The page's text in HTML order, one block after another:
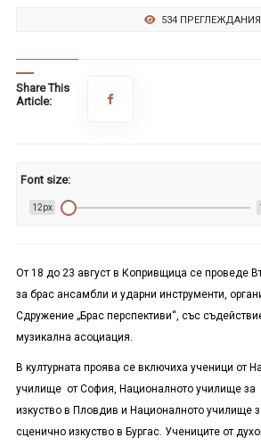
534 ПРЕГЛЕЖДАНИЯ
Share This
Article:
Font size:
12px
От 18 до 23 август в Копривщица се проведе
за брас ансамбли и ударни инструменти,
Сдружение „Брас перспективи“, със
музикална асоциация.
В културната проява се включиха ученици от
училище от София, Националното училище за
изкуство в Пловдив и Националното училище
сценично изкуство в Бургас. Учениците от